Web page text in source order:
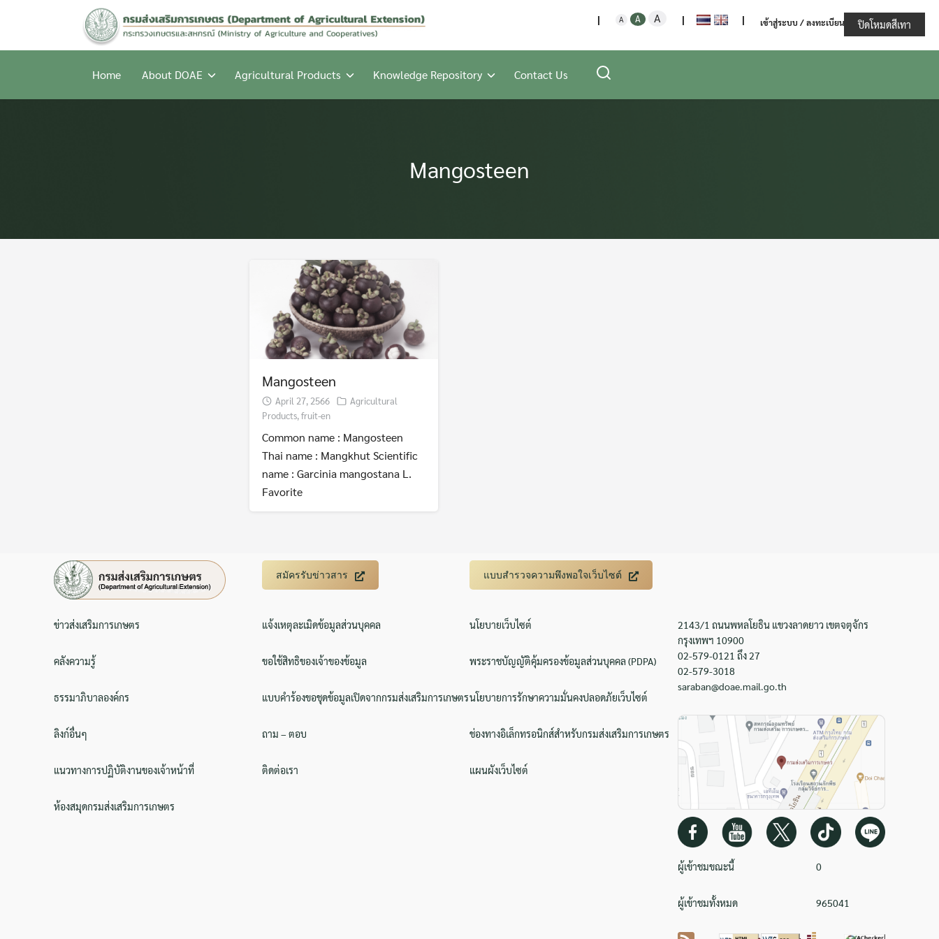
กรมส่งเสริมการเกษตร กระทรวงเกษตรและสหกรณ์
A Decrease
fontAReset
font
A Increase
| | เข้าสู่ระบบ / ลงทะเบียน
Home About DOAE Agricultural Products Knowledge Repository Contact Us
Search
Mangosteen
Mangosteen
April 27, 2566
Agricultural
Products,fruit-en
Common name : Mangosteen
Thai name : Mangkhut Scientific
name : Garcinia mangostana L.
Favorite
สมัครรับข่าวสาร แบบสำรวจความพึงพอใจเว็บไซต์
ข่าวส่งเสริมการเกษตร
คลังความรู้
ธรรมาภิบาลองค์กร
ลิงก์อื่นๆ
แนวทางการปฏิบัติงานของเจ้าหน้าที่
ห้องสมุดกรมส่งเสริมการเกษตร
แจ้งเหตุละเมิดข้อมูลส่วนบุคคล
ขอใช้สิทธิของเจ้าของข้อมูล
แบบคำร้องขอชุดข้อมูลเปิดจากกรมส่งเสริมการเกษตร
ถาม – ตอบ
ติดต่อเรา
นโยบายเว็บไซต์
พระราชบัญญัติคุ้มครองข้อมูลส่วนบุคคล (PDPA)
นโยบายการรักษาความมั่นคงปลอดภัยเว็บไซต์
ช่องทางอิเล็กทรอนิกส์สำหรับกรมส่งเสริมการเกษตร
แผนผังเว็บไซต์
2143/1 ถนนพหลโยธิน แขวงลาดยาว เขตจตุจักร
กรุงเทพฯ 10900
02-579-0121 ถึง 27
02-579-3018
saraban@doae.mail.go.th
ผู้เข้าชมขณะนี้ 0
ผู้เข้าชมทั้งหมด 965041
ปิดโหมดสีเทา